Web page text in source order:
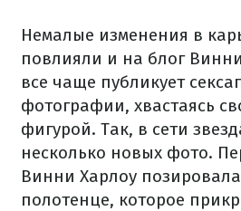
Немалые изменения в
повлияли и на блог
все чаще публикует
фотографии, хвастаясь
фигурой. Так, в сети
несколько новых фото.
Винни Харлоу
полотенце, которое